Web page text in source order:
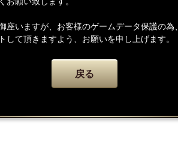
いますが、お客様のゲームデータ保護の為、
して頂きますよう、お願いを申し上げます。
戻る